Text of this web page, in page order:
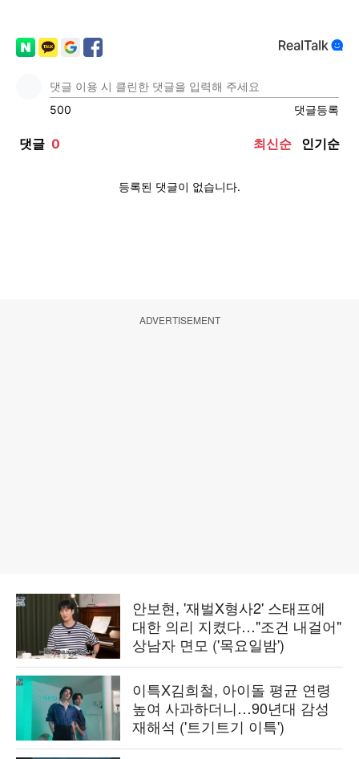
ADVERTISEMENT
안보현, '재벌X형사2' 스태프에
대한 의리 지켰다…"조건 내걸어"
상남자 면모 ('목요일밤')
이특X김희철, 아이돌 평균 연령
높여 사과하더니…90년대 감성
재해석 ('트기트기 이특')